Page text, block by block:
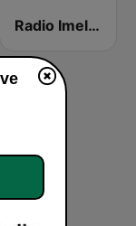
Radio Imelda FM